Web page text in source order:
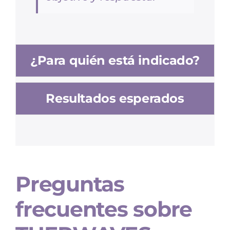
¿Para quién está indicado?
Resultados esperados
Preguntas
frecuentes sobre